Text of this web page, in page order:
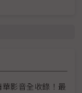
影音全收錄！最